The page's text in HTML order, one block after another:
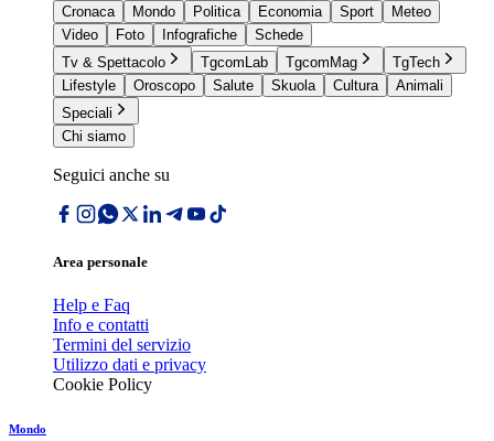
Cronaca
Mondo Politica Economia Sport
Meteo
Video
Foto Infografiche
Schede
Tv & Spettacolo
TgcomLab TgcomMag
TgTech
Lifestyle
Oroscopo Salute Skuola Cultura
Animali
Speciali
Chi siamo
Seguici anche su
Area personale
Help e Faq
Info e contatti
Termini del servizio
Utilizzo dati e privacy
Cookie Policy
Mondo